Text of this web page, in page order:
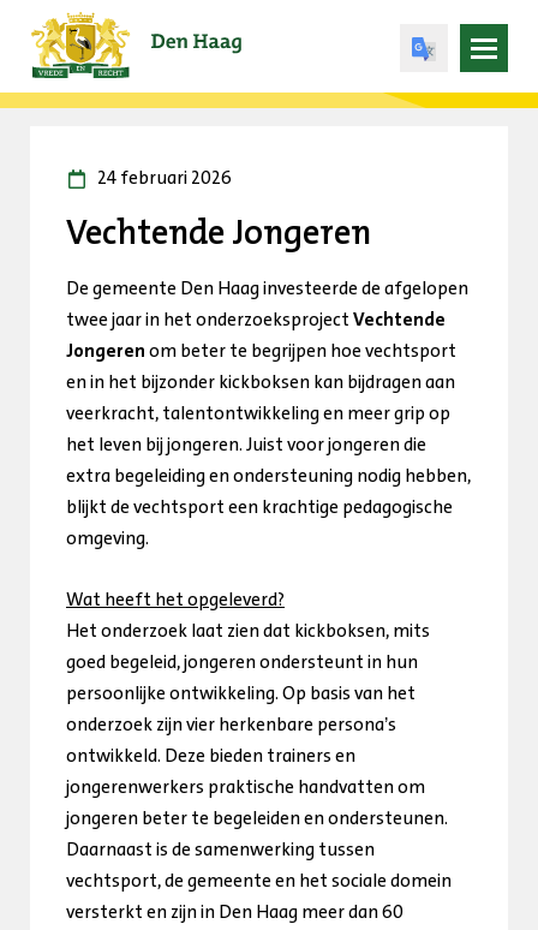
Open
menu
Vechtende Jongeren
24 februari 2026
De gemeente Den Haag investeerde de afgelopen
twee jaar in het onderzoeksproject Vechtende
Jongeren om beter te begrijpen hoe vechtsport
en in het bijzonder kickboksen kan bijdragen aan
veerkracht, talentontwikkeling en meer grip op
het leven bij jongeren. Juist voor jongeren die
extra begeleiding en ondersteuning nodig hebben,
blijkt de vechtsport een krachtige pedagogische
omgeving.
Wat heeft het opgeleverd?
Het onderzoek laat zien dat kickboksen, mits
goed begeleid, jongeren ondersteunt in hun
persoonlijke ontwikkeling. Op basis van het
onderzoek zijn vier herkenbare persona’s
ontwikkeld. Deze bieden trainers en
jongerenwerkers praktische handvatten om
jongeren beter te begeleiden en ondersteunen.
Daarnaast is de samenwerking tussen
vechtsport, de gemeente en het sociale domein
versterkt en zijn in Den Haag meer dan 60